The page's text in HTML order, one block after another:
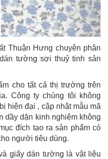
Thuận Hưng chuyên phân
tường sợi thuỷ tinh sản
cho tất cả thị trường trên
Công ty chúng tôi không
hiện đại , cập nhật mẫu mã
dầy dặn kinh nghiệm không
đích tạo ra sản phẩm có
người tiêu dùng.
giấy dán tường là vật liệu